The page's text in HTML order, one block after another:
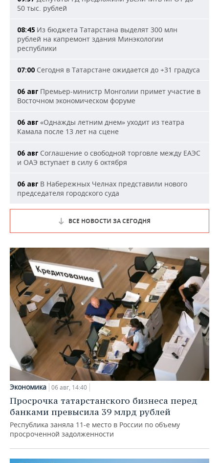
50 тыс. рублей
08:45 Из бюджета Татарстана выделят 300 млн
рублей на капремонт здания Минэкологии
республики
07:00 Сегодня в Татарстане ожидается до +31 градуса
06 авг Премьер-министр Монголии примет участие в
Восточном экономическом форуме
06 авг «Однажды летним днем» уходит из театра
Камала после 13 лет на сцене
06 авг Соглашение о свободной торговле между ЕАЭС
и ОАЭ вступает в силу 6 октября
06 авг В Набережных Челнах представили нового
председателя городского суда
ВСЕ НОВОСТИ ЗА СЕГОДНЯ
Экономика 06 авг, 14:40
Просрочка татарстанского бизнеса перед
банками превысила 39 млрд рублей
Республика заняла 11-е место в России по объему
просроченной задолженности